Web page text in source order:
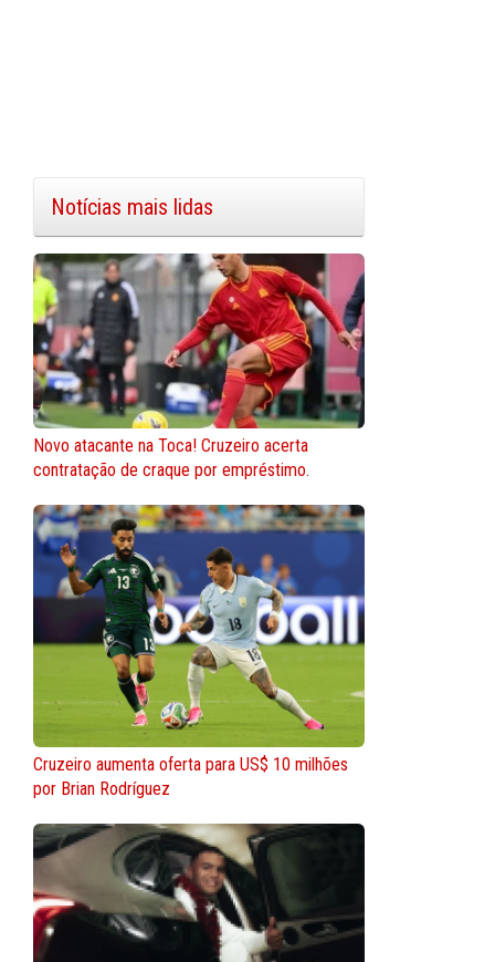
Notícias mais lidas
Novo atacante na Toca! Cruzeiro acerta
contratação de craque por empréstimo.
Cruzeiro aumenta oferta para US$ 10 milhões
por Brian Rodríguez